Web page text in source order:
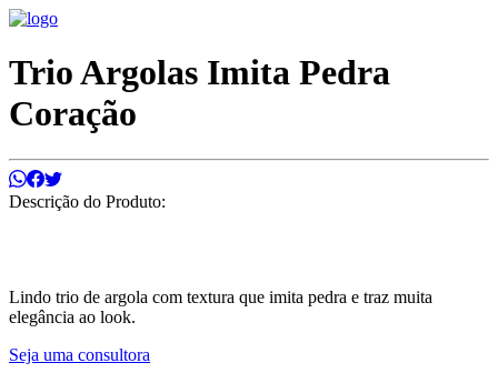
Trio Argolas Imita Pedra
Coração
Descrição do Produto:
Lindo trio de argola com textura que imita pedra e traz muita
elegância ao look.
Seja uma consultora